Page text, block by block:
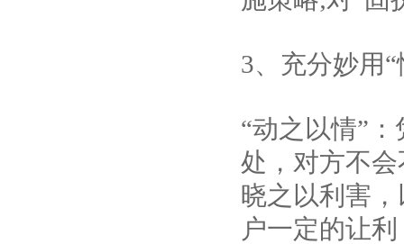
3、充分妙用“
“动之以情”
处，对方不
晓之以利害
户一定的让